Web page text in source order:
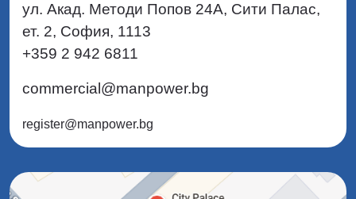
ул. Акад. Методи Попов 24А, Сити Палас,
ет. 2, София, 1113
+359 2 942 6811
commercial@manpower.bg
register@manpower.bg